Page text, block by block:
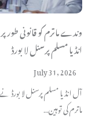
وندے ماترم کو قانونی
انڈیا مسلم پرسنل لا بورڈ
July 31, 2026
آل انڈیا مسلم پرسنل لا
ماترم کی توہین…